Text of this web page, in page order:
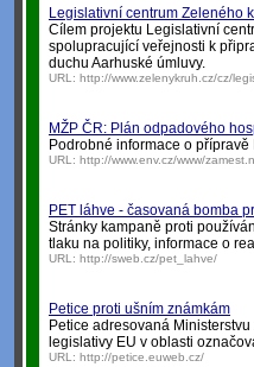
Legislativní centrum Zeleného
Cílem projektu Legislativní
spolupracující veřejnosti k
duchu Aarhuské úmluvy.
URL: http://www.zelenykruh.cz/cz/
MŽP ČR: Plán odpadového
Podrobné informace o
URL: http://www.env.cz/www/
PET láhve - časovaná bomba
Stránky kampaně proti
tlaku na politiky, informace o
URL: http://sweb.cz/pet_lahve/
Petice proti ušním známkám
Petice adresovaná
legislativy EU v oblasti
URL: http://petice.euweb.cz/